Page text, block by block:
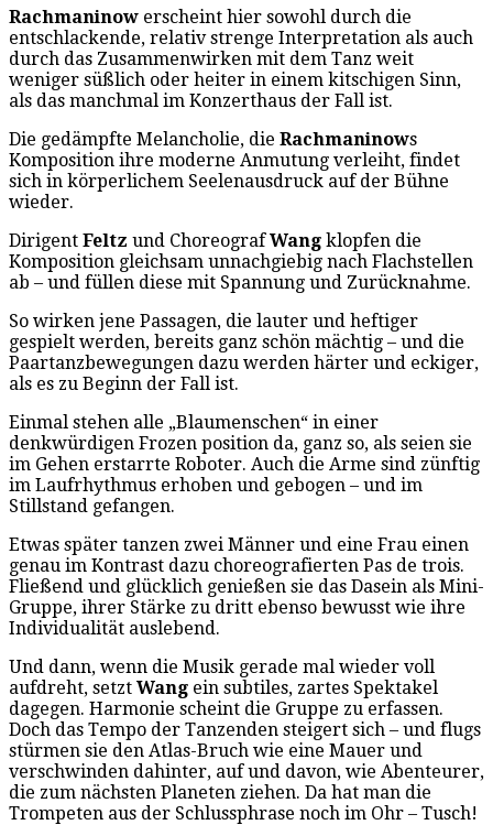
Rachmaninow erscheint hier sowohl durch die
entschlackende, relativ strenge Interpretation als auch
durch das Zusammenwirken mit dem Tanz weit
weniger süßlich oder heiter in einem kitschigen Sinn,
als das manchmal im Konzerthaus der Fall ist.
Die gedämpfte Melancholie, die Rachmaninows
Komposition ihre moderne Anmutung verleiht, findet
sich in körperlichem Seelenausdruck auf der Bühne
wieder.
Dirigent Feltz und ChoreografWang klopfen die
Komposition gleichsam unnachgiebig nach Flachstellen
ab – und füllen diese mit Spannung und Zurücknahme.
So wirken jene Passagen, die lauter und heftiger
gespielt werden, bereits ganz schön mächtig – und die
Paartanzbewegungen dazu werden härter und eckiger,
als es zu Beginn der Fall ist.
Einmal stehen alle „Blaumenschen“ in einer
denkwürdigen Frozen position da, ganz so, als seien sie
im Gehen erstarrte Roboter. Auch die Arme sind zünftig
im Laufrhythmus erhoben und gebogen – und im
Stillstand gefangen.
Etwas später tanzen zwei Männer und eine Frau einen
genau im Kontrast dazu choreografierten Pas de trois.
Fließend und glücklich genießen sie das Dasein als Mini-
Gruppe, ihrer Stärke zu dritt ebenso bewusst wie ihre
Individualität auslebend.
Und dann, wenn die Musik gerade mal wieder voll
aufdreht, setzt Wang ein subtiles, zartes Spektakel
dagegen. Harmonie scheint die Gruppe zu erfassen.
Doch das Tempo der Tanzenden steigert sich – und flugs
stürmen sie den Atlas-Bruch wie eine Mauer und
verschwinden dahinter, auf und davon, wie Abenteurer,
die zum nächsten Planeten ziehen. Da hat man die
Trompeten aus der Schlussphrase noch im Ohr – Tusch!